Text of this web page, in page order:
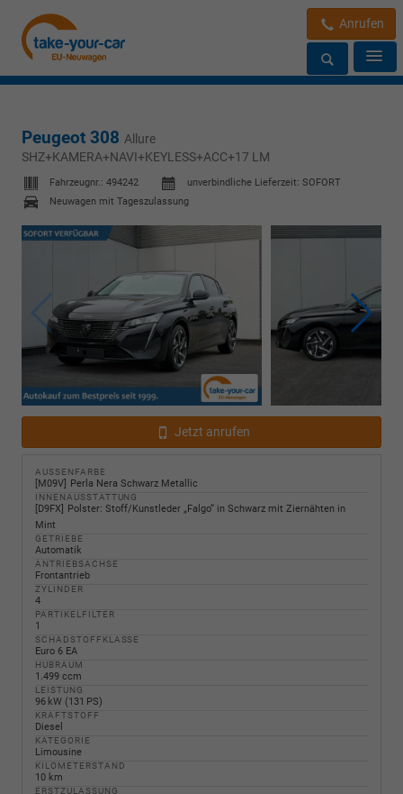
Anrufen
Peugeot 308 Allure
SHZ+KAMERA+NAVI+KEYLESS+ACC+17 LM
Fahrzeugnr.: 494242
unverbindliche Lieferzeit: SOFORT
Neuwagen mit Tageszulassung
Jetzt anrufen
AUSSENFARBE
M09V Perla Nera Schwarz Metallic
INNENAUSSTATTUNG
D9FX
Polster: Stoff/Kunstleder „Falgo“ in Schwarz mit Ziernähten in
Mint
GETRIEBE
Automatik
ANTRIEBSACHSE
Frontantrieb
ZYLINDER
4
PARTIKELFILTER
1
SCHADSTOFFKLASSE
Euro 6 EA
HUBRAUM
1.499 ccm
LEISTUNG
96 kW (131 PS)
KRAFTSTOFF
Diesel
KATEGORIE
Limousine
KILOMETERSTAND
10 km
ERSTZULASSUNG